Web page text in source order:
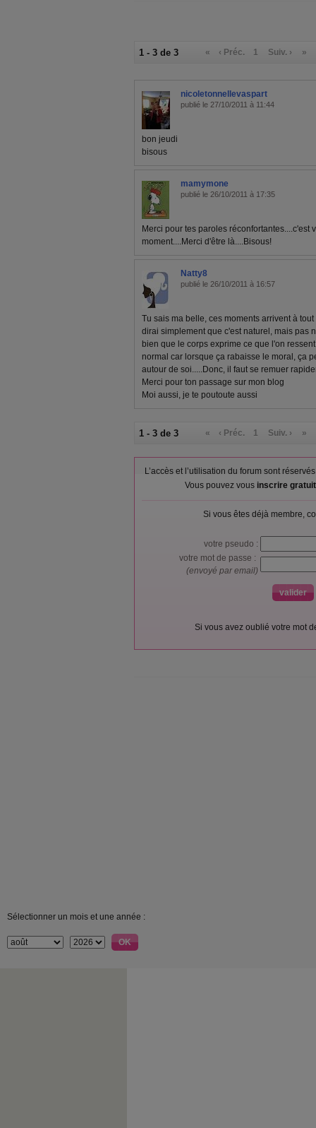
1 - 3 de 3 « ‹ Préc. 1 Suiv. › »
nicoletonnellevaspart
publié le 27/10/2011 à 11:44
bon jeudi
bisous
mamymone
publié le 26/10/2011 à 17:35
Merci pour tes paroles réconfortantes....c'est
moment....Merci d'être là....Bisous!
Natty8
publié le 26/10/2011 à 16:57
Tu sais ma belle, ces moments arrivent à
dirai simplement que c'est naturel, mais pas
bien que le corps exprime ce que l'on
normal car lorsque ça rabaisse le moral, ça
autour de soi.....Donc, il faut se remuer
Merci pour ton passage sur mon blog
Moi aussi, je te poutoute aussi
1 - 3 de 3 « ‹ Préc. 1 Suiv. › »
L’accès et l’utilisation du forum sont
Vous pouvez vous inscrire
Si vous êtes déjà membre,
votre pseudo :
votre mot de passe :
(envoyé par email)
Si vous avez oublié votre mot
Sélectionner un mois et une année :